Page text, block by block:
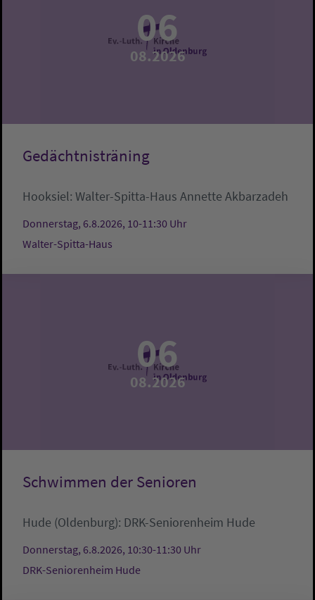
06
08.2026
Gedächtnisträning
Hooksiel: Walter-Spitta-Haus Annette Akbarzadeh
Donnerstag, 6.8.2026, 10-11:30 Uhr
Walter-Spitta-Haus
06
08.2026
Schwimmen der Senioren
Hude (Oldenburg): DRK-Seniorenheim Hude
Donnerstag, 6.8.2026, 10:30-11:30 Uhr
DRK-Seniorenheim Hude